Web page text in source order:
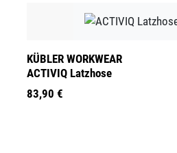
KÜBLER WORKWEAR
ACTIVIQ Latzhose
83,90 €